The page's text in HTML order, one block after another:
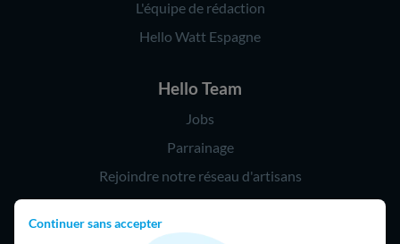
Continuer sans accepter
L'équipe de rédaction
Hello Watt Espagne
Hello Team
Jobs
Parrainage
Rejoindre notre réseau d'artisans